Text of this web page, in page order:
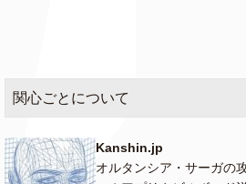
関心ごとについて
Kanshin.jp
オルタンシア・サーガの